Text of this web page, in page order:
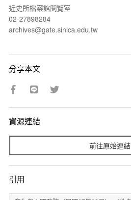
近史所檔案館閱覽室
02-27898284
archives@gate.sinica.edu.tw
分享本文
資源連結
前往原始連結
引用